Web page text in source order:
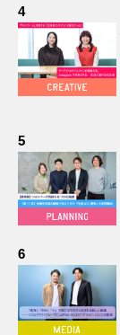
4
5
6